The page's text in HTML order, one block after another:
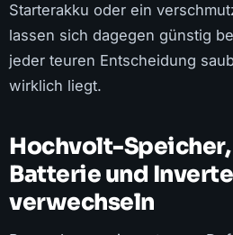
Starterakku oder ein
lassen sich dagegen günstig
jeder teuren Entscheidung
wirklich liegt.
Hochvolt-
Batterie und
verwechseln